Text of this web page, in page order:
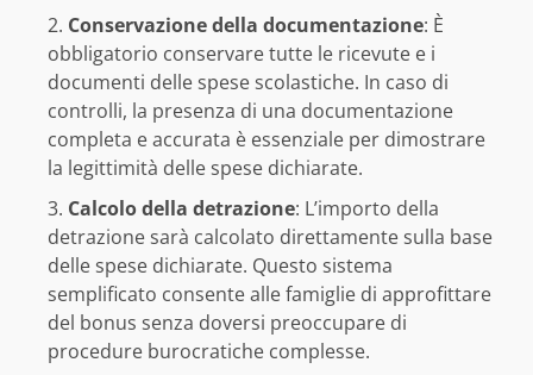
Conservazione della documentazione: È
obbligatorio conservare tutte le ricevute e i
documenti delle spese scolastiche. In caso di
controlli, la presenza di una documentazione
completa e accurata è essenziale per dimostrare
la legittimità delle spese dichiarate.
Calcolo della detrazione: L’importo della
detrazione sarà calcolato direttamente sulla base
delle spese dichiarate. Questo sistema
semplificato consente alle famiglie di approfittare
del bonus senza doversi preoccupare di
procedure burocratiche complesse.